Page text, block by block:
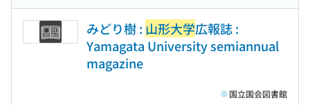
みどり樹 : 山形大学広報誌 :
Yamagata University semiannual
magazine
国立国会図書館